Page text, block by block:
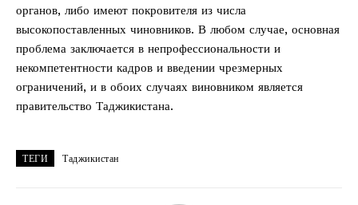
органов, либо имеют покровителя из числа
высокопоставленных чиновников. В любом случае, основная
проблема заключается в непрофессиональности и
некомпетентности кадров и введении чрезмерных
ограничений, и в обоих случаях виновником является
правительство Таджикистана.
ТЕГИ Таджикистан